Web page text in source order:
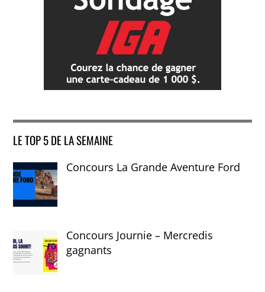
LE TOP 5 DE LA SEMAINE
Concours La Grande Aventure Ford
Concours Journie – Mercredis
gagnants